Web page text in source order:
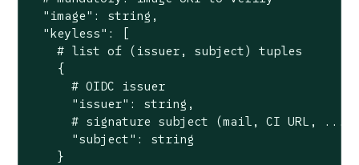
  "image": string,
  "keyless": [
    # list of (issuer, subject) tuples
    {
      # OIDC issuer
      "issuer": string,
      # signature subject (mail, CI URL, ...)
      "subject": string
    }